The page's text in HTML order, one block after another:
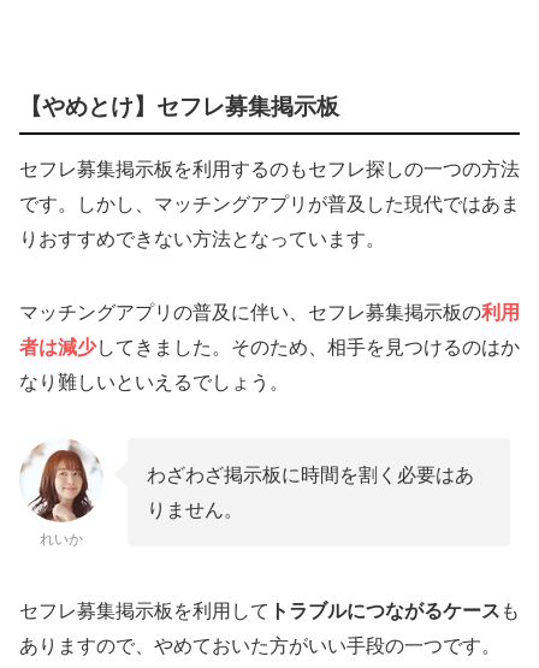
【やめとけ】セフレ募集掲示板
セフレ募集掲示板を利用するのもセフレ探しの一つの方法
です。しかし、マッチングアプリが普及した現代ではあま
りおすすめできない方法となっています。
マッチングアプリの普及に伴い、セフレ募集掲示板の利用
者は減少してきました。そのため、相手を見つけるのはか
なり難しいといえるでしょう。
れいか
わざわざ掲示板に時間を割く必要はあ
りません。
セフレ募集掲示板を利用して トラブルにつながるケース も
ありますので、やめておいた方がいい手段の一つです。